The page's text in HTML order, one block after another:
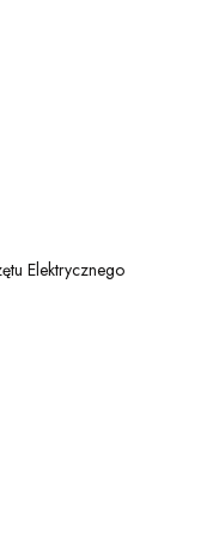
Elektrycznego